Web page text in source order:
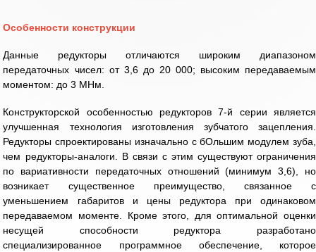
Особенности конструкции
Данные редукторы отличаются широким диапазоном
передаточных чисел: от 3,6 до 20 000; высоким передаваемым
моментом: до 3 МНм.
Конструкторской особенностью редукторов 7-й серии является
улучшенная технология изготовления зубчатого зацепления.
Редукторы спроектированы изначально с бОльшим модулем зуба,
чем редукторы-аналоги. В связи с этим существуют ограничения
по вариативности передаточных отношений (минимум 3,6), но
возникает существенное преимущество, связанное с
уменьшением габаритов и цены редуктора при одинаковом
передаваемом моменте. Кроме этого, для оптимальной оценки
несущей способности редуктора разработано
специализированное программное обеспечение, которое